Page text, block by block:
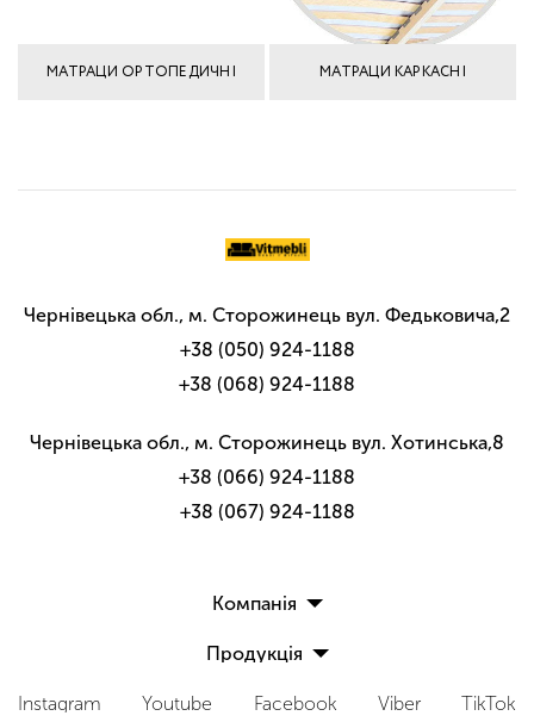
МАТРАЦИ ОРТОПЕДИЧНІ МАТРАЦИ КАРКАСНІ
Чернівецька обл., м. Сторожинець вул. Федьковича,2
+38 (050) 924-1188
+38 (068) 924-1188
Чернівецька обл., м. Сторожинець вул. Хотинська,8
+38 (066) 924-1188
+38 (067) 924-1188
Компанія
Про компанію
Каталог
Продукція
Банкетки
Instagram Youtube Facebook Viber TikTok